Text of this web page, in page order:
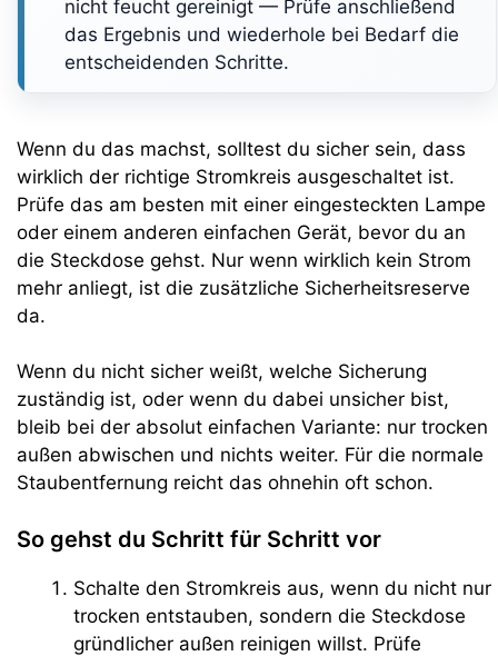
nicht feucht gereinigt — Prüfe anschließend
das Ergebnis und wiederhole bei Bedarf die
entscheidenden Schritte.
Wenn du das machst, solltest du sicher sein, dass
wirklich der richtige Stromkreis ausgeschaltet ist.
Prüfe das am besten mit einer eingesteckten Lampe
oder einem anderen einfachen Gerät, bevor du an
die Steckdose gehst. Nur wenn wirklich kein Strom
mehr anliegt, ist die zusätzliche Sicherheitsreserve
da.
Wenn du nicht sicher weißt, welche Sicherung
zuständig ist, oder wenn du dabei unsicher bist,
bleib bei der absolut einfachen Variante: nur trocken
außen abwischen und nichts weiter. Für die normale
Staubentfernung reicht das ohnehin oft schon.
So gehst du Schritt für Schritt vor
Schalte den Stromkreis aus, wenn du nicht nur
trocken entstauben, sondern die Steckdose
gründlicher außen reinigen willst. Prüfe